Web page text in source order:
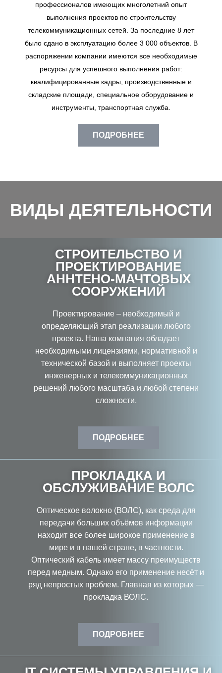
профессионалов имеющих многолетний опыт
выполнения проектов по строительству
телекоммуникационных сетей. За последние 8 лет
было сдано в эксплуатацию более 3 000 объектов. В
распоряжении компании имеются все необходимые
ресурсы для успешного выполнения работ:
квалифицированные кадры, производственные и
складские площади, специальное оборудование и
инструменты, транспортная служба.
ПОДРОБНЕЕ
ВИДЫ ДЕЯТЕЛЬНОСТИ
СТРОИТЕЛЬСТВО И
ПРОЕКТИРОВАНИЕ
АННТЕНО-МАЧТОВЫХ
СООРУЖЕНИЙ
Проектирование – необходимый и
определяющий этап реализации любого
проекта. Наша компания обладает
необходимыми лицензиями, нормативной и
технической базой и выполняет проекты
инженерных и телекоммуникационных
решений любого масштаба и любой степени
сложности.
ПОДРОБНЕЕ
ПРОКЛАДКА И
ОБСЛУЖИВАНИЕ ВОЛС
Оптическое волокно (ВОЛС), как среда для
передачи больших объёмов информации
находит все более широкое применение в
мире и в нашей стране, в частности.
Оптический кабель имеет массу преимуществ
перед медным. Однако его применение несёт и
ряд непростых проблем. Главная из которых —
прокладка ВОЛС.
ПОДРОБНЕЕ